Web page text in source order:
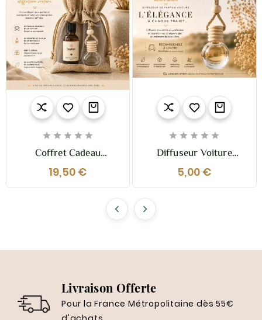
    
Coffret Cadeau
Diffusion Voiture –
Diffuseur Suspendu &
Concentré De Parfum
19,50 €
    
Diffuseur Voiture
Élégant Rechargeable –
Sestian Nature Et
Senteurs
5,00 €
 
Livraison Offerte
Pour la France Métropolitaine dès 55€